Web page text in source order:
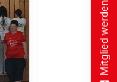
Mitglied werden!